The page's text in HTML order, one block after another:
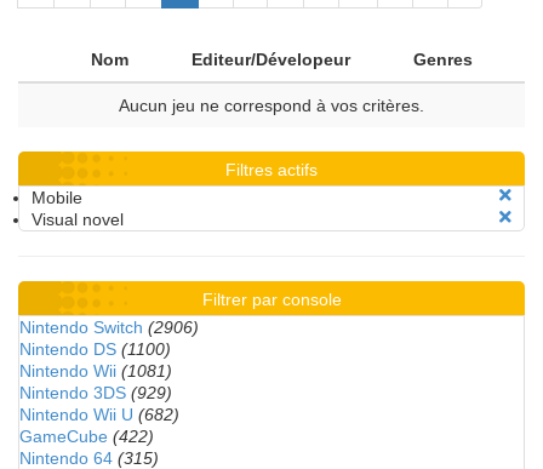
Nom Editeur/Dévelopeur Genres
Aucun jeu ne correspond à vos critères.
Filtres actifs
Mobile
Visual novel
Filtrer par console
Nintendo Switch (2906)
Nintendo DS (1100)
Nintendo Wii (1081)
Nintendo 3DS (929)
Nintendo Wii U (682)
GameCube (422)
Nintendo 64 (315)